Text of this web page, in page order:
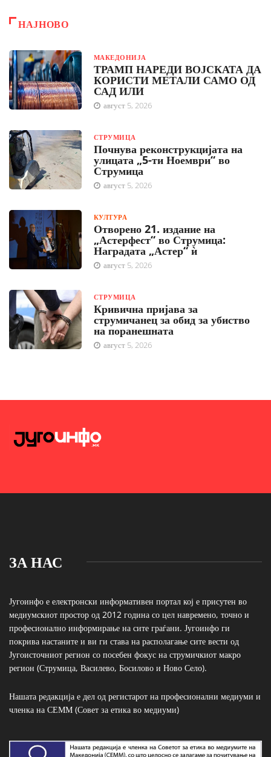
НАЈНОВО
МАКЕДОНИЈА
ТРАМП НАРЕДИ ВОЈСКАТА ДА
КОРИСТИ МЕТАЛИ САМО ОД
САД ИЛИ
август 5, 2026
СТРУМИЦА
Почнува реконструкцијата на
улицата „5-ти Ноември“ во
Струмица
август 5, 2026
КУЛТУРА
Отворено 21. издание на
„Астерфест“ во Струмица:
Наградата „Астер“ ѝ
август 5, 2026
СТРУМИЦА
Кривична пријава за
струмичанец за обид за убиство
на поранешната
август 5, 2026
ЗА НАС
Југоинфо е електронски информативен портал кој е присутен во
медиумскиот простор од 2012 година со цел навремено, точно и
професионално информирање на сите граѓани. Југоинфо ги
покрива настаните и ви ги става на располагање сите вести од
Југоисточниот регион со посебен фокус на струмичкиот макро
регион (Струмица, Василево, Босилово и Ново Село).
Нашата редакција е дел од регистарот на професионални медиуми и
членка на СЕММ (Совет за етика во медиуми)